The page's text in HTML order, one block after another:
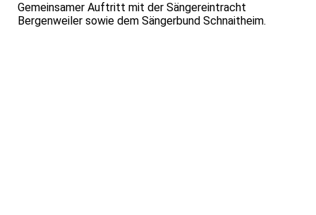
Gemeinsamer Auftritt mit der Sängereintracht
Bergenweiler sowie dem Sängerbund Schnaitheim.